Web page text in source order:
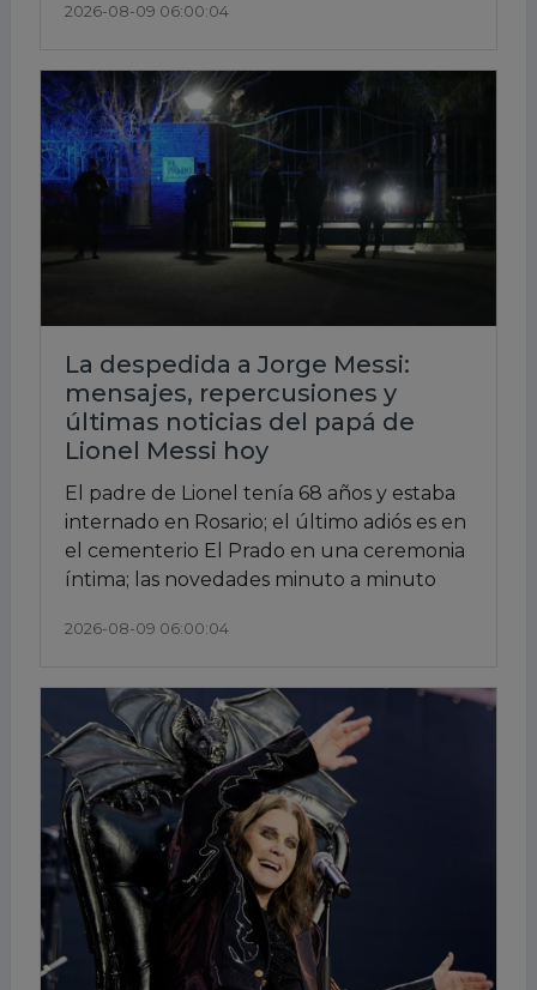
2026-08-09 06:00:04
La despedida a Jorge Messi:
mensajes, repercusiones y
últimas noticias del papá de
Lionel Messi hoy
El padre de Lionel tenía 68 años y estaba
internado en Rosario; el último adiós es en
el cementerio El Prado en una ceremonia
íntima; las novedades minuto a minuto
2026-08-09 06:00:04